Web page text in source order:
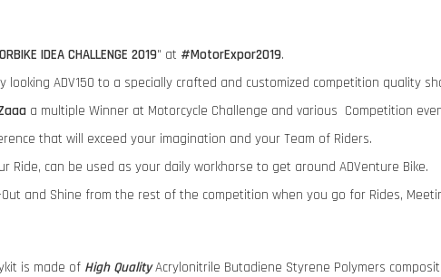
IDEA CHALLENGE 2019" at #MotorExpor2019.
looking ADV150 to a specially crafted and customized competition quality
a multiple Winner at Motorcycle Challenge and various Competition
that will exceed your imagination and your Team of Riders.
Ride, can be used as your daily workhorse to get around ADVenture Bike.
and Shine from the rest of the competition when you go for Rides,
is made of High QualityAcrylonitrile Butadiene Styrene Polymers